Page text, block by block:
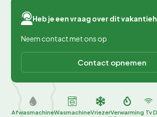
Heb je een vraag over dit
Neem contact met ons op
Contact opnemen
AfwasmachineWasmachineVriezerVerwarming Tv